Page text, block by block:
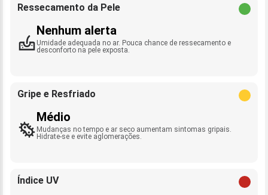
Ressecamento da Pele
Nenhum alerta
Umidade adequada no ar. Pouca chance de ressecamento e
desconforto na pele exposta.
Gripe e Resfriado
Médio
Mudanças no tempo e ar seco aumentam sintomas gripais.
Hidrate-se e evite aglomerações.
Índice UV